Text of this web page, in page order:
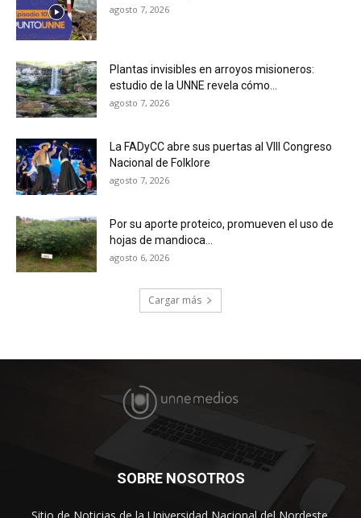
agosto 7, 2026
Plantas invisibles en arroyos misioneros:
estudio de la UNNE revela cómo...
agosto 7, 2026
La FADyCC abre sus puertas al VIII Congreso
Nacional de Folklore
agosto 7, 2026
Por su aporte proteico, promueven el uso de
hojas de mandioca...
agosto 6, 2026
Cargar más
SOBRE NOSOTROS